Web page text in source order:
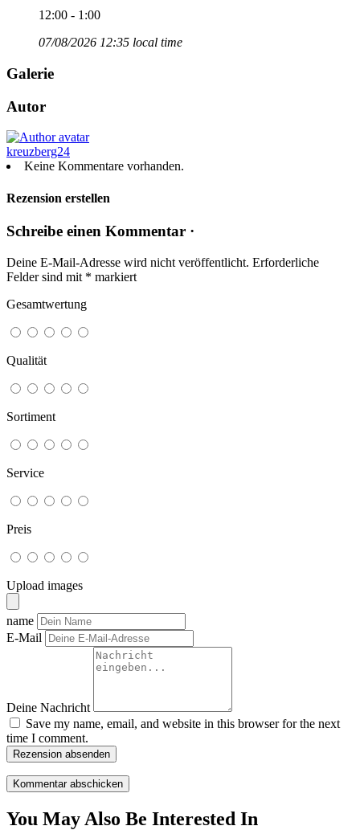
12:00 - 1:00
07/08/2026 12:35 local time
Galerie
Autor
kreuzberg24
Keine Kommentare vorhanden.
Rezension erstellen
Schreibe einen Kommentar ·
Deine E-Mail-Adresse wird nicht veröffentlicht. Erforderliche
Felder sind mit * markiert
Gesamtwertung
Qualität
Sortiment
Service
Preis
Upload images
name
E-Mail
Deine Nachricht
Save my name, email, and website in this browser for the next
time I comment.
Rezension absenden
You May Also Be Interested In